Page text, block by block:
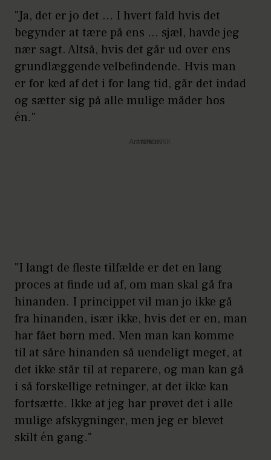
"Ja, det er jo det … I hvert fald hvis det
begynder at tære på ens … sjæl, havde jeg
nær sagt. Altså, hvis det går ud over ens
grundlæggende velbefindende. Hvis man
er for ked af det i for lang tid, går det indad
og sætter sig på alle mulige måder hos
én."
Annonce
"I langt de fleste tilfælde er det en lang
proces at finde ud af, om man skal gå fra
hinanden. I princippet vil man jo ikke gå
fra hinanden, især ikke, hvis det er en, man
har fået børn med. Men man kan komme
til at såre hinanden så uendeligt meget, at
det ikke står til at reparere, og man kan gå
i så forskellige retninger, at det ikke kan
fortsætte. Ikke at jeg har prøvet det i alle
mulige afskygninger, men jeg er blevet
skilt én gang."